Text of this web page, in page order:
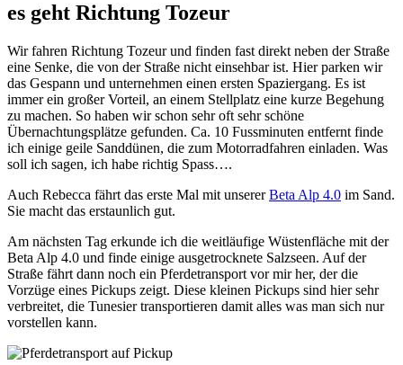
es geht Richtung Tozeur
Wir fahren Richtung Tozeur und finden fast direkt neben der Straße
eine Senke, die von der Straße nicht einsehbar ist. Hier parken wir
das Gespann und unternehmen einen ersten Spaziergang. Es ist
immer ein großer Vorteil, an einem Stellplatz eine kurze Begehung
zu machen. So haben wir schon sehr oft sehr schöne
Übernachtungsplätze gefunden. Ca. 10 Fussminuten entfernt finde
ich einige geile Sanddünen, die zum Motorradfahren einladen. Was
soll ich sagen, ich habe richtig Spass….
Auch Rebecca fährt das erste Mal mit unsererBeta Alp 4.0 im Sand.
Sie macht das erstaunlich gut.
Am nächsten Tag erkunde ich die weitläufige Wüstenfläche mit der
Beta Alp 4.0 und finde einige ausgetrocknete Salzseen. Auf der
Straße fährt dann noch ein Pferdetransport vor mir her, der die
Vorzüge eines Pickups zeigt. Diese kleinen Pickups sind hier sehr
verbreitet, die Tunesier transportieren damit alles was man sich nur
vorstellen kann.